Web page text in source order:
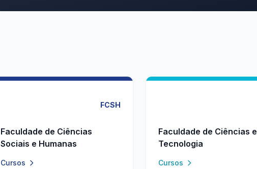
FCSH
Faculdade de Ciências
Sociais e Humanas
Cursos
Faculdade de Ciências e
Tecnologia
Cursos